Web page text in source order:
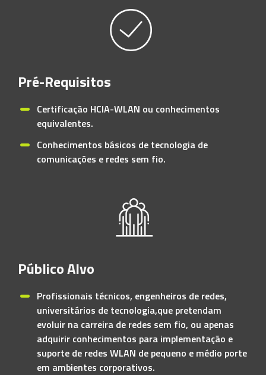
Pré-Requisitos
Certificação HCIA-WLAN ou conhecimentos
equivalentes.
Conhecimentos básicos de tecnologia de
comunicações e redes sem fio.
Público Alvo
Profissionais técnicos, engenheiros de redes,
universitários de tecnologia,que pretendam
evoluir na carreira de redes sem fio, ou apenas
adquirir conhecimentos para implementação e
suporte de redes WLAN de pequeno e médio porte
em ambientes corporativos.